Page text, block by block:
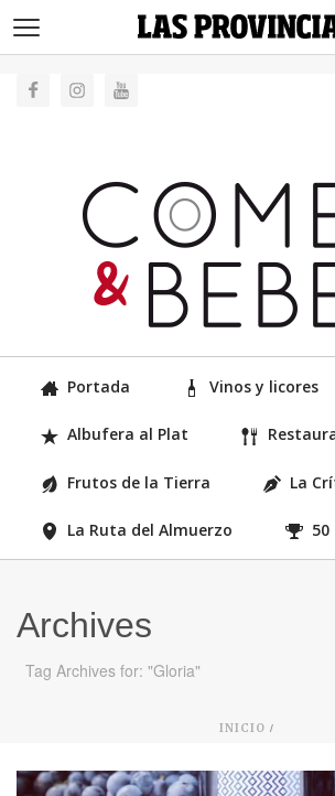
Portada Vinos y licores
Albufera al Plat
Frutos de la Tierra La
La Ruta del Almuerzo 50
Archives
Tag Archives for: "Gloria"
INICIO /